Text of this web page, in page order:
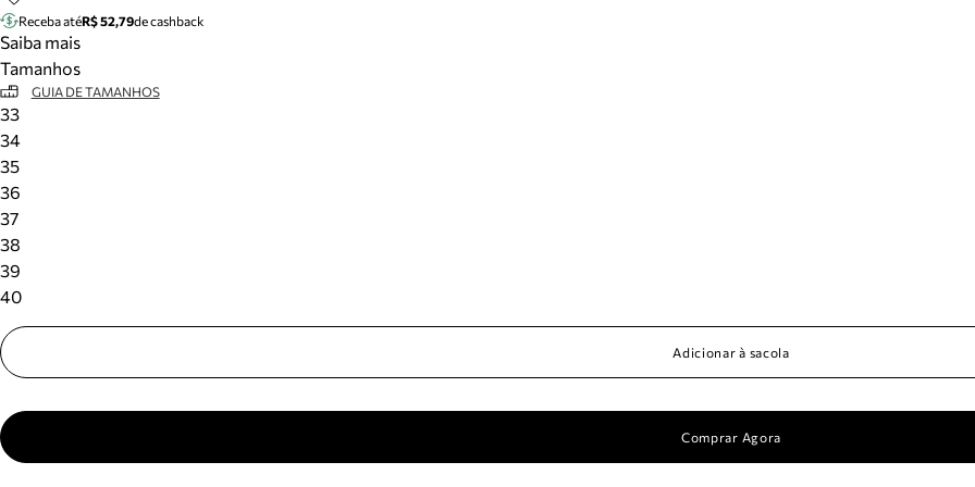
Receba atéR$ 52,79de cashback
Saiba mais
Tamanhos
GUIA DE TAMANHOS
33
34
35
36
37
38
39
40
Adicionar à sacola
Comprar Agora